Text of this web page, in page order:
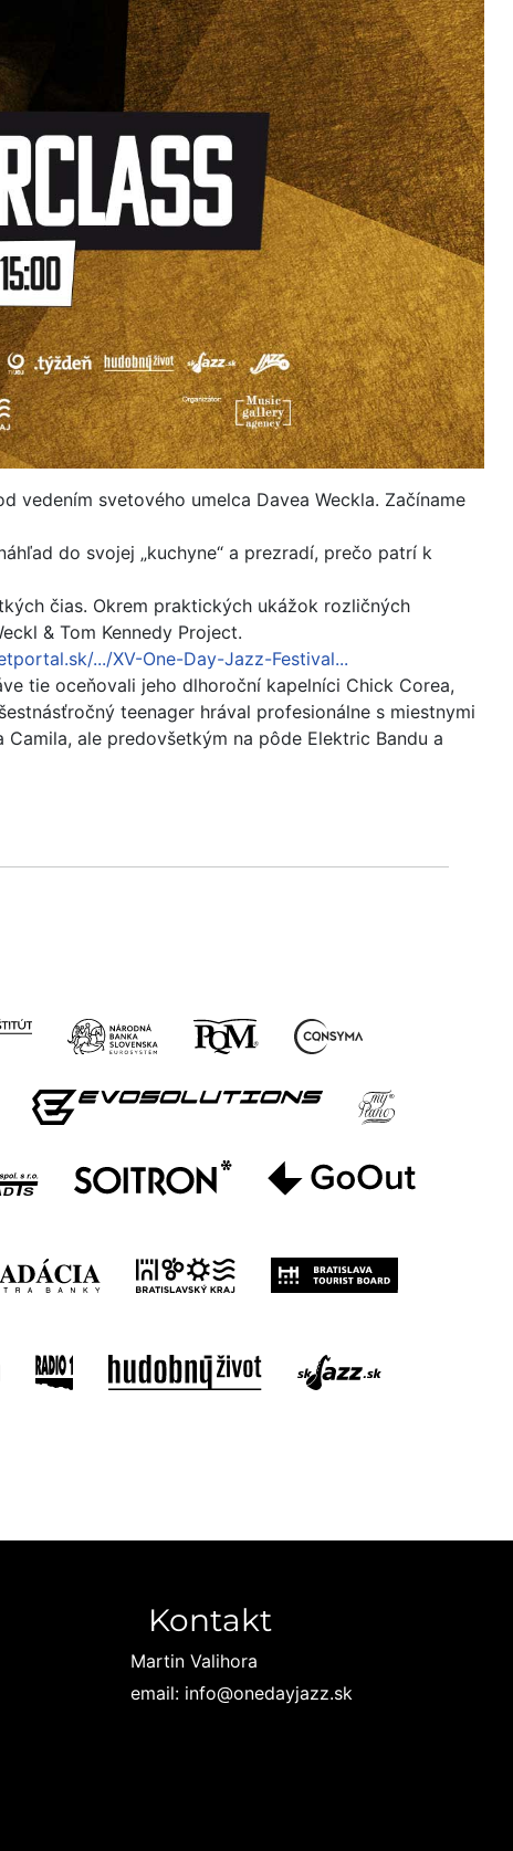
vedením svetového umelca Davea Weckla. Začíname
do svojej „kuchyne“ a prezradí, prečo patrí k
čias. Okrem praktických ukážok rozličných
& Tom Kennedy Project.
.../XV-One-Day-Jazz-Festival...
tie oceňovali jeho dlhoroční kapelníci Chick Corea,
teenager hrával profesionálne s miestnymi
ale predovšetkým na pôde Elektric Bandu a
Kontakt
Martin Valihora
email: info@onedayjazz.sk